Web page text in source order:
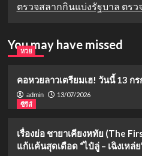
ตรวจสลากกินแบ่งรัฐบาล ตรว
You may have missed
หวย
คอหวยลาวเตรียมเฮ! วันนี้ 13 ก
admin
13/07/2026
ซีรีส์
เรื่องย่อ ชายาเคียงหทัย (The
แก้แค้นสุดเดือด “ไป๋ลู่ – เฉิงเหล่